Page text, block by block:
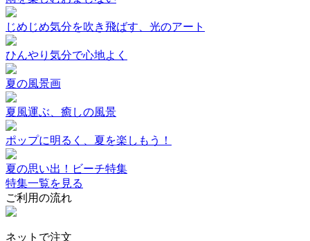
じめじめ気分を吹き飛ばす、光のアート
ひんやり気分で心地よく
夏の風景画
夏風運ぶ、癒しの風景
ポップに明るく、夏を楽しもう！
夏の思い出！ビーチ特集
特集一覧を見る
ご利用の流れ
ネットで注文